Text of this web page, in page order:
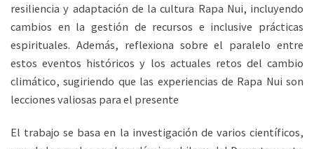
resiliencia y adaptación de la cultura Rapa Nui, incluyendo
cambios en la gestión de recursos e inclusive prácticas
espirituales. Además, reflexiona sobre el paralelo entre
estos eventos históricos y los actuales retos del cambio
climático, sugiriendo que las experiencias de Rapa Nui son
lecciones valiosas para el presente
El trabajo se basa en la investigación de varios científicos,